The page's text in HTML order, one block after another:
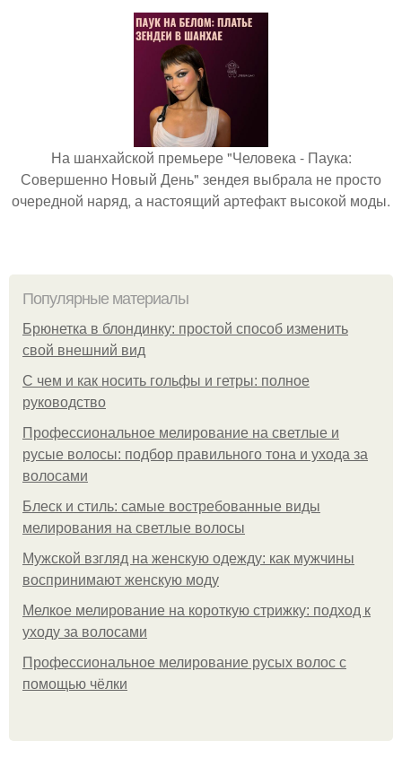
На шанхайской премьере "Человека - Паука:
Совершенно Новый День" зендея выбрала не просто
очередной наряд, а настоящий артефакт высокой моды.
Популярные материалы
Брюнетка в блондинку: простой способ изменить
свой внешний вид
С чем и как носить гольфы и гетры: полное
руководство
Профессиональное мелирование на светлые и
русые волосы: подбор правильного тона и ухода за
волосами
Блеск и стиль: самые востребованные виды
мелирования на светлые волосы
Мужской взгляд на женскую одежду: как мужчины
воспринимают женскую моду
Мелкое мелирование на короткую стрижку: подход к
уходу за волосами
Профессиональное мелирование русых волос с
помощью чёлки